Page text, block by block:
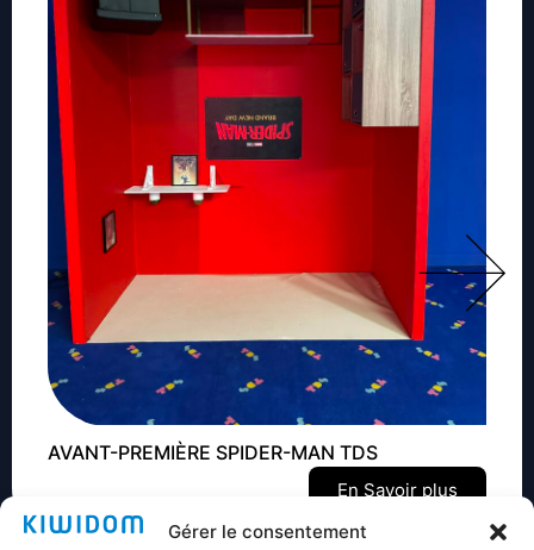
Gérer le consentement
AVANT-PREMIÈRE SPIDER-MAN TDS
En Savoir plus